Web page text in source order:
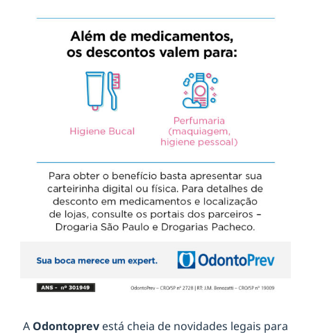
A Odontoprev está cheia de novidades legais para